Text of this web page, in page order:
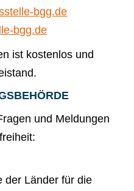
bgg.de​
bgg.de​
ist kostenlos und
und Meldungen
der Länder für die